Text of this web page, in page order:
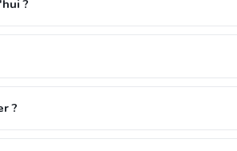
?
?